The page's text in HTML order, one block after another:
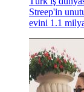
Streep'in
evini 1.1